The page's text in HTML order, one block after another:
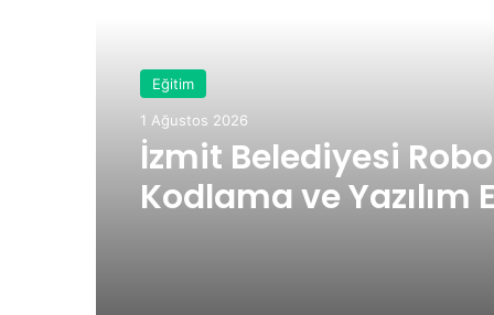
Eğitim
1 Ağustos 2026
İzmit Belediyesi
Kodlama ve Yazılım